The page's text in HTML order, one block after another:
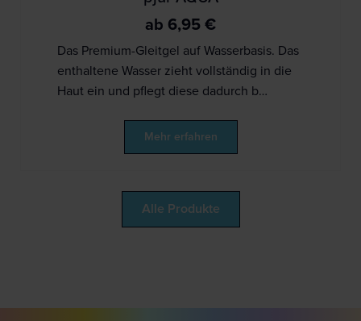
ab 6,95 €
Das Premium-Gleitgel auf Wasserbasis. Das
enthaltene Wasser zieht vollständig in die
Haut ein und pflegt diese dadurch b…
Mehr erfahren
Alle Produkte